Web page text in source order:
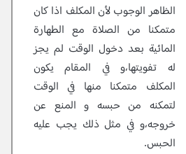
الظاهر الوجوب لأن المكلف اذا كان
متمكنا من الصلاة مع الطهارة
المائية بعد دخول الوقت لم يجز
له تفويتها،و في المقام يكون
المكلف متمكنا منها في الوقت
لتمكنه من حبسه و المنع عن
خروجه،و في مثل ذلك يجب عليه
الحبس.